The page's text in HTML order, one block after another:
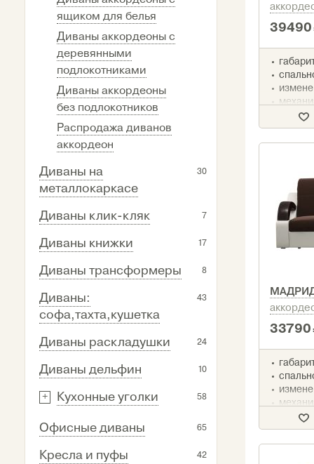
ящиком для белья
Диваны аккордеоны с
деревянными
подлокотниками
Диваны аккордеоны
без подлокотников
Распродажа диванов
аккордеон
Диваны на
металлокаркасе
30
Диваны клик-кляк 7
Диваны книжки 17
Диваны трансформеры 8
Диваны:
софа,тахта,кушетка
43
Диваны раскладушки 24
Диваны дельфин 10
Кухонные уголки 58
Офисные диваны 65
Кресла и пуфы 42
39490
33790